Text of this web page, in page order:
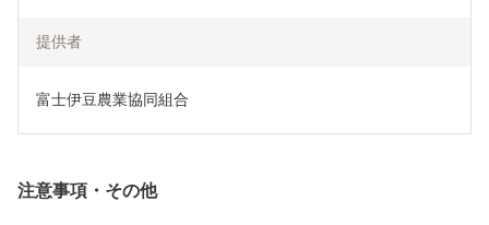
提供者
富士伊豆農業協同組合
注意事項・その他